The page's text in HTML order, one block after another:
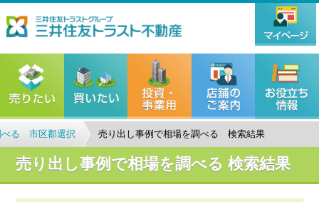
べる 市区郡選択 売り出し事例で相場を調べる 検索結果
売り出し事例で相場を調べる 検索結果